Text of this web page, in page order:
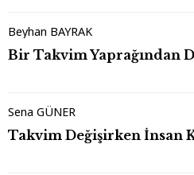
Beyhan BAYRAK
Bir Takvim Yaprağından
Sena GÜNER
Takvim Değişirken İnsan